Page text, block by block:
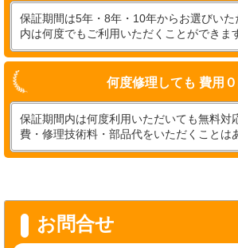
保証期間は5年・8年・10年からお選びいた
内は何度でもご利用いただくことができま
何度修理しても 費用０
保証期間内は何度利用いただいても無料対
費・修理技術料・部品代をいただくことは
お問合せ